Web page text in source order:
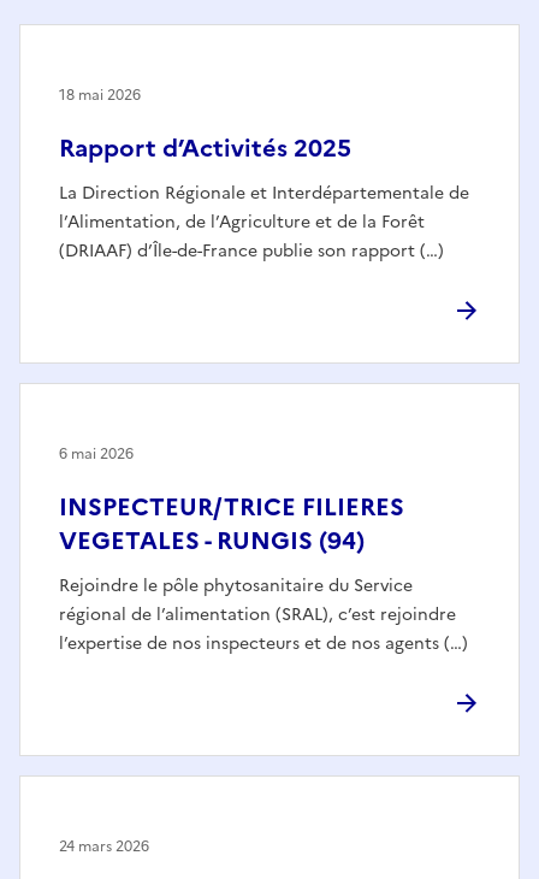
Rapport d’Activités 2025
La Direction Régionale et Interdépartementale de
l’Alimentation, de l’Agriculture et de la Forêt
(DRIAAF) d’Île-de-France publie son rapport (…)
18 mai 2026
INSPECTEUR/TRICE FILIERES
VEGETALES - RUNGIS (94)
Rejoindre le pôle phytosanitaire du Service
régional de l’alimentation (SRAL), c’est rejoindre
l’expertise de nos inspecteurs et de nos agents (…)
6 mai 2026
24 mars 2026